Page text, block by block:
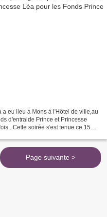
eu lieu à Mons à l'Hôtel de ville,au
d'entraide Prince et Princesse
. Cette soirée s'est tenue ce 15
Page suivante >